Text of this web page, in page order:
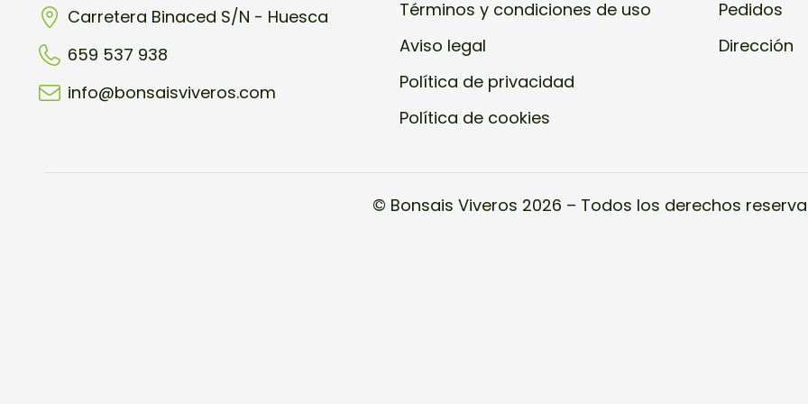
Carretera Binaced S/N - Huesca
659 537 938
info@bonsaisviveros.com
Términos y condiciones de uso
Aviso legal
Política de privacidad
Política de cookies
Pedidos
Dirección
© Bonsais Viveros 2026 – Todos los derechos